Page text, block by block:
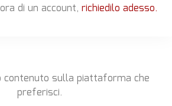
di un account, richiedilo adesso.
contenuto sulla piattaforma che
preferisci.